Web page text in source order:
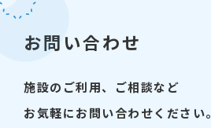
お問い合わせ
施設のご利用、ご相談など
お気軽にお問い合わせください。